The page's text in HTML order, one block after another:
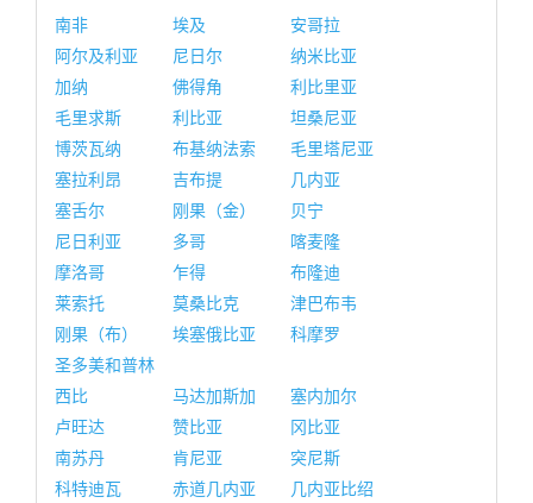
南非 埃及
安哥拉
阿尔及利亚
尼日尔
纳米比亚
加纳
佛得角
利比里亚
毛里求斯
利比亚
坦桑尼亚
博茨瓦纳
布基纳法索
毛里塔尼亚
塞拉利昂
吉布提
几内亚
塞舌尔
刚果（金）
贝宁
尼日利亚
多哥
喀麦隆
摩洛哥
乍得
布隆迪
莱索托
莫桑比克
津巴布韦
刚果（布）
埃塞俄比亚
科摩罗
圣多美和普林
西比
马达加斯加
塞内加尔
卢旺达
赞比亚
冈比亚
南苏丹
肯尼亚
突尼斯
科特迪瓦
赤道几内亚 几内亚比绍